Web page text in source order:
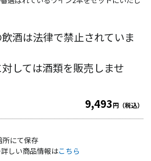
酒は法律で禁止されていま
しては酒類を販売しませ
9,493円（税込）
にて保存
しい商品情報はこちら